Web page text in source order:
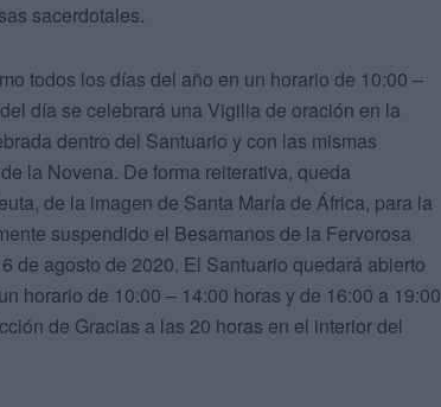
sacerdotales.
todos los días del año en un horario de 10:00 –
día se celebrará una Vigilia de oración en la
dentro del Santuario y con las mismas
la Novena. De forma reiterativa, queda
de la imagen de Santa María de África, para la
suspendido el Besamanos de la Fervorosa
de agosto de 2020. El Santuario quedará abierto
horario de 10:00 – 14:00 horas y de 16:00 a 19:00
de Gracias a las 20 horas en el interior del